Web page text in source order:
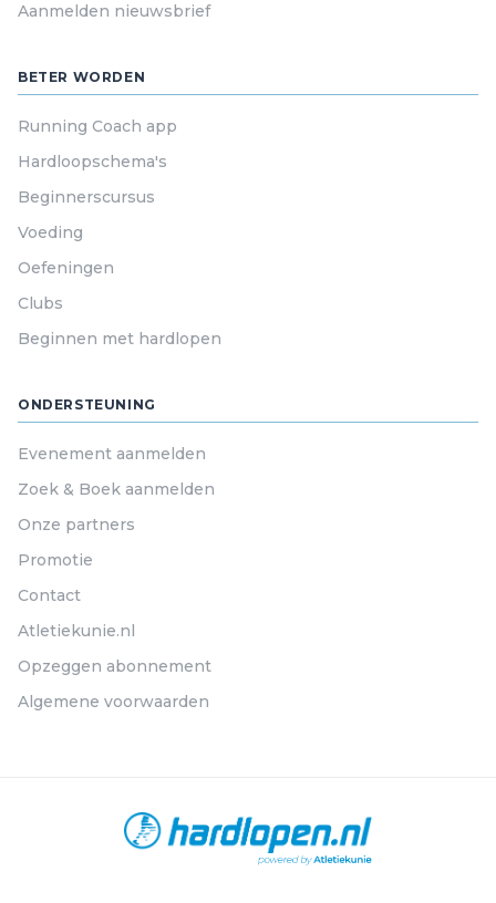
Aanmelden nieuwsbrief
BETER WORDEN
Running Coach app
Hardloopschema's
Beginnerscursus
Voeding
Oefeningen
Clubs
Beginnen met hardlopen
ONDERSTEUNING
Evenement aanmelden
Zoek & Boek aanmelden
Onze partners
Promotie
Contact
Atletiekunie.nl
Opzeggen abonnement
Algemene voorwaarden